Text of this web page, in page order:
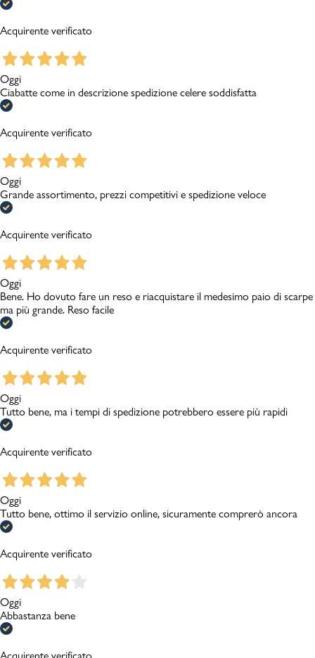
Acquirente verificato
Oggi
Ciabatte come in descrizione spedizione celere soddisfatta
Acquirente verificato
Oggi
Grande assortimento, prezzi competitivi e spedizione veloce
Acquirente verificato
Oggi
Bene. Ho dovuto fare un reso e riacquistare il medesimo paio di scarpe
ma più grande. Reso facile
Acquirente verificato
Oggi
Tutto bene, ma i tempi di spedizione potrebbero essere più rapidi
Acquirente verificato
Oggi
Tutto bene, ottimo il servizio online, sicuramente comprerò ancora
Acquirente verificato
Oggi
Abbastanza bene